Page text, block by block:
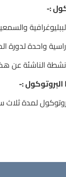
:-
:-
ثلاث سنوات , ابتدا من العام